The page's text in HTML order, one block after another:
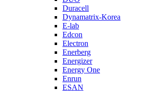
Duracell
Dynamatrix-Korea
E-lab
Edcon
Electron
Enerberg
Energizer
Energy One
Enrun
ESAN